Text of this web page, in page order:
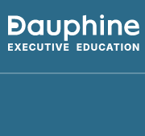
Panneau
de